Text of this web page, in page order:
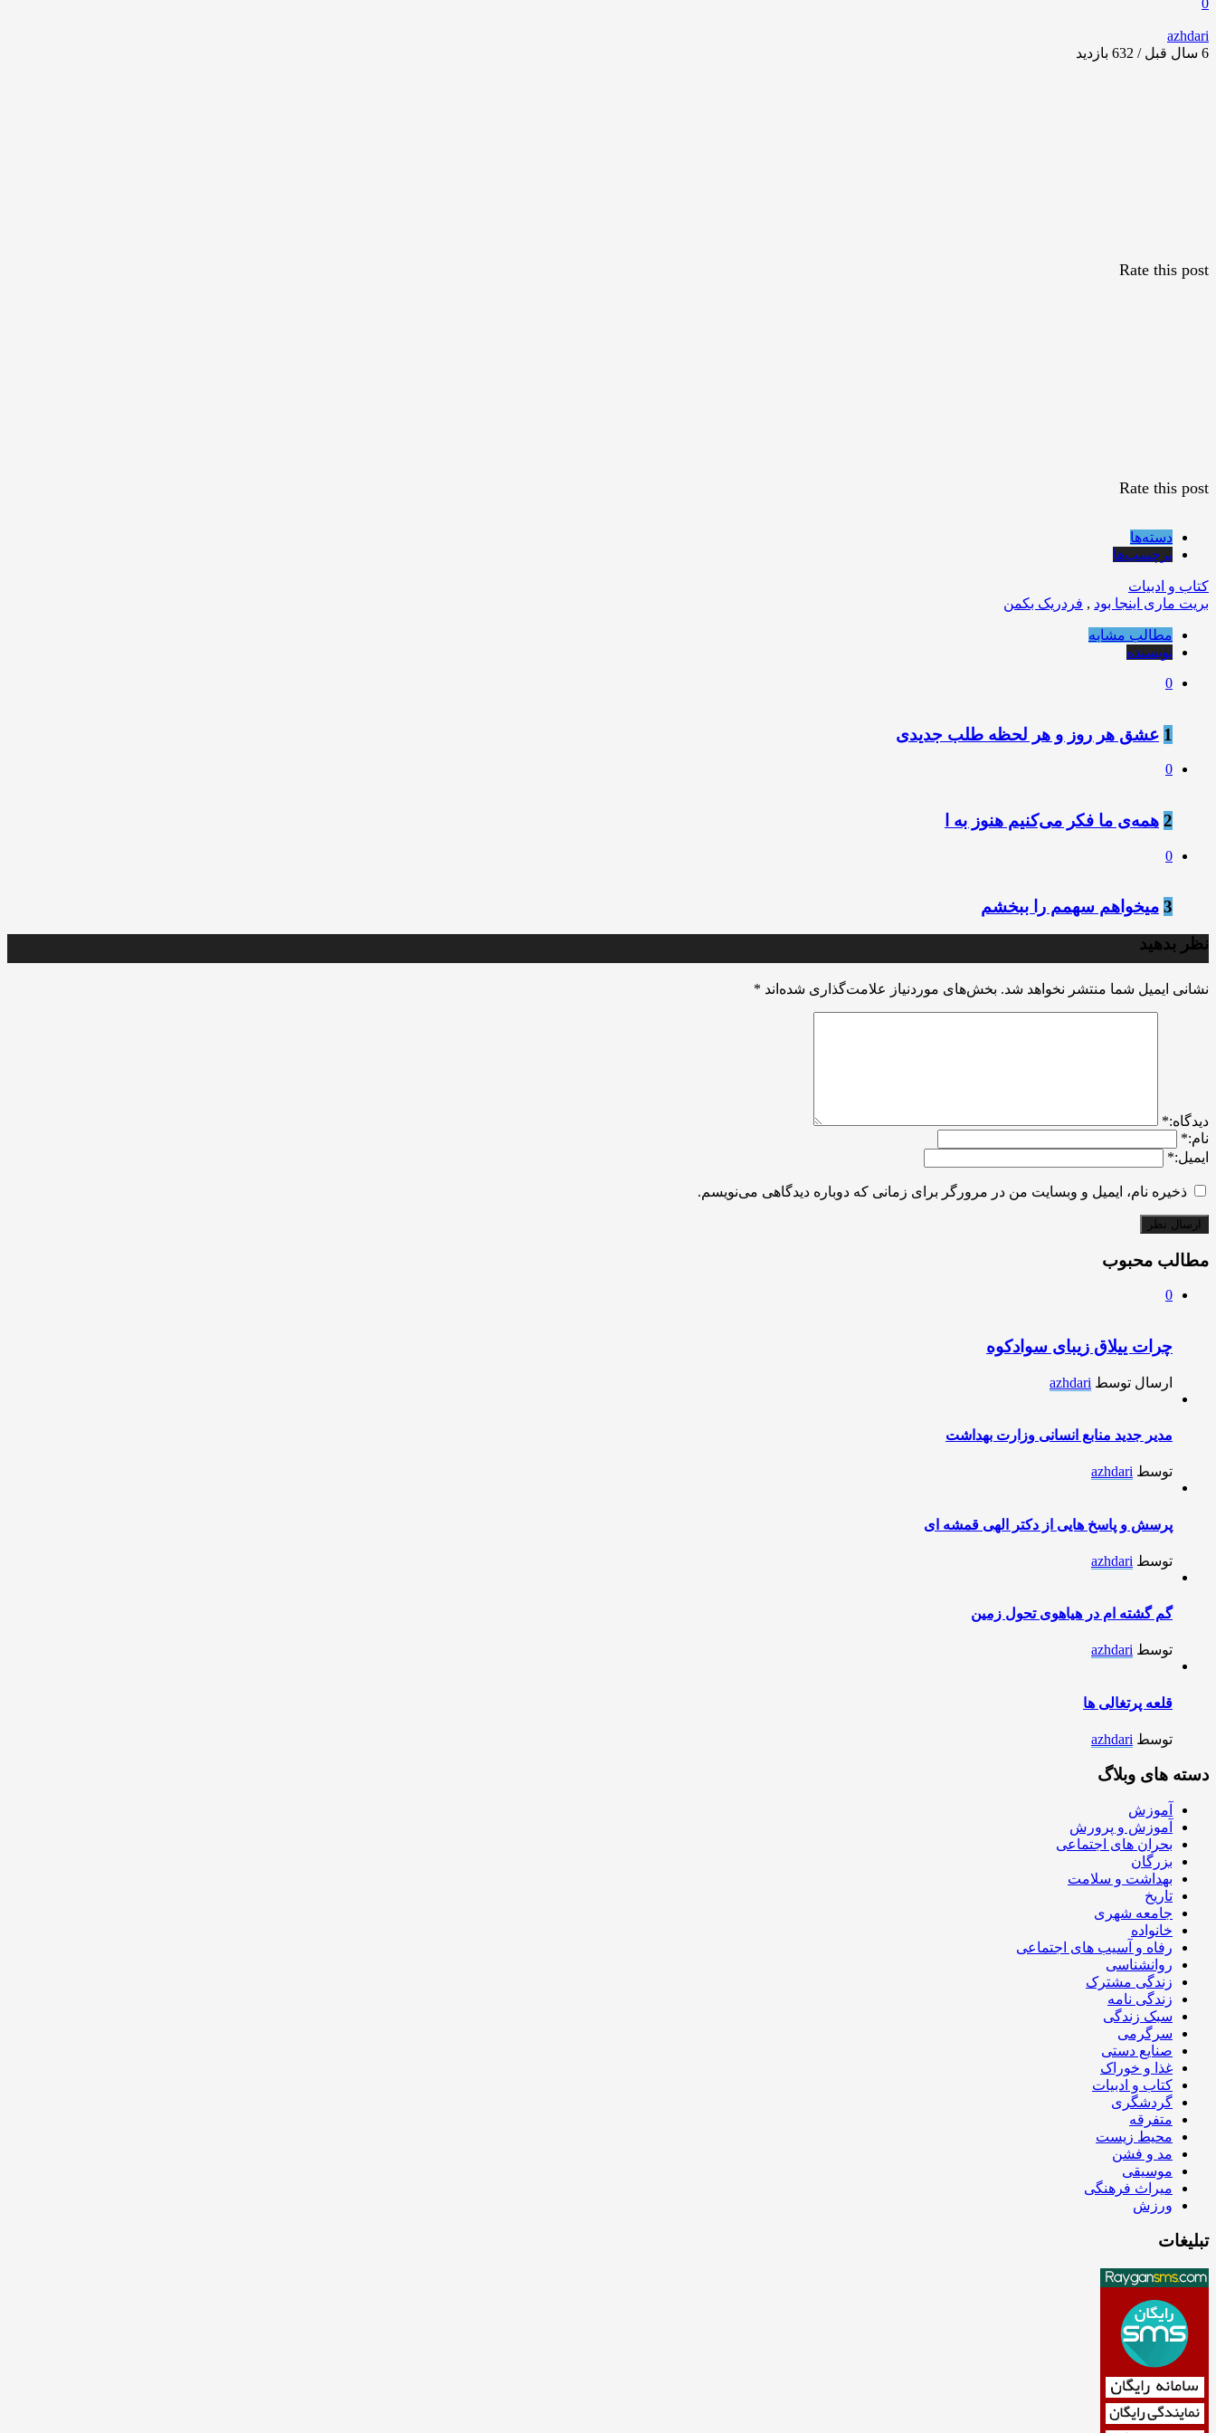
azhdari
6 سال قبل / 632
بازدید
Rate this post
Rate this post
دسته‌ها
برچسب‌ها
کتاب و ادبیات
بریت ماری اینجا بود , فردریک بکمن
مطالب مشابه
نویسنده
0
1 عشق هر روز و هر لحظه طلب جدیدی
0
2 همه‌ی ما فکر می‌کنیم هنوز به ا
0
3 میخواهم سهمم را ببخشم
نظر بدهید
نشانی ایمیل شما منتشر نخواهد شد. بخش‌های موردنیاز علامت‌گذاری شده‌اند *
ديدگاه:*
نام:*
ایمیل:*
ذخیره نام، ایمیل و وبسایت من در مرورگر برای زمانی که دوباره دیدگاهی می‌نویسم.
مطالب محبوب
0
چرات ییلاق زیبای سوادکوه
ارسال توسط azhdari
مدیر جدید منابع انسانی وزارت بهداشت
توسط azhdari
پرسش و پاسخ هایی از دکتر الهی قمشه ای
توسط azhdari
گم گشته ام در هیاهوی تحول زمین
توسط azhdari
قلعه پرتغالی ها
توسط azhdari
دسته های وبلاگ
آموزش
آموزش و پرورش
بحران های اجتماعی
بزرگان
بهداشت و سلامت
تاریخ
جامعه شهری
خانواده
رفاه و آسیب های اجتماعی
روانشناسی
زندگی مشترک
زندگی نامه
سبک زندگی
سرگرمی
صنایع دستی
غذا و خوراک
کتاب و ادبیات
گردشگری
متفرقه
محیط زیست
مد و فشن
موسیقی
میراث فرهنگی
ورزش
تبلیغات